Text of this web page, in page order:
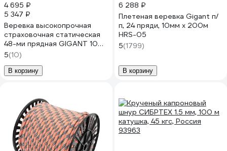
4 695 ₽
5 347 ₽
Веревка высокопрочная
страховочная статическая
48-ми прядная GIGANT 10
мм 50 м SRG-01
5(10)
В корзину
6 288 ₽
Плетеная веревка Gigant п/
п, 24 пряди, 10мм х 200м
HRS-05
5(1799)
В корзину